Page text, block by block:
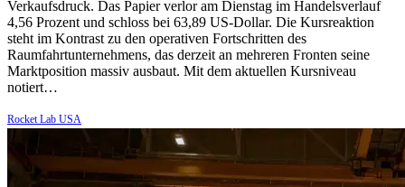
Verkaufsdruck. Das Papier verlor am Dienstag im Handelsverlauf
4,56 Prozent und schloss bei 63,89 US-Dollar. Die Kursreaktion
steht im Kontrast zu den operativen Fortschritten des
Raumfahrtunternehmens, das derzeit an mehreren Fronten seine
Marktposition massiv ausbaut. Mit dem aktuellen Kursniveau
notiert…
Rocket Lab USA